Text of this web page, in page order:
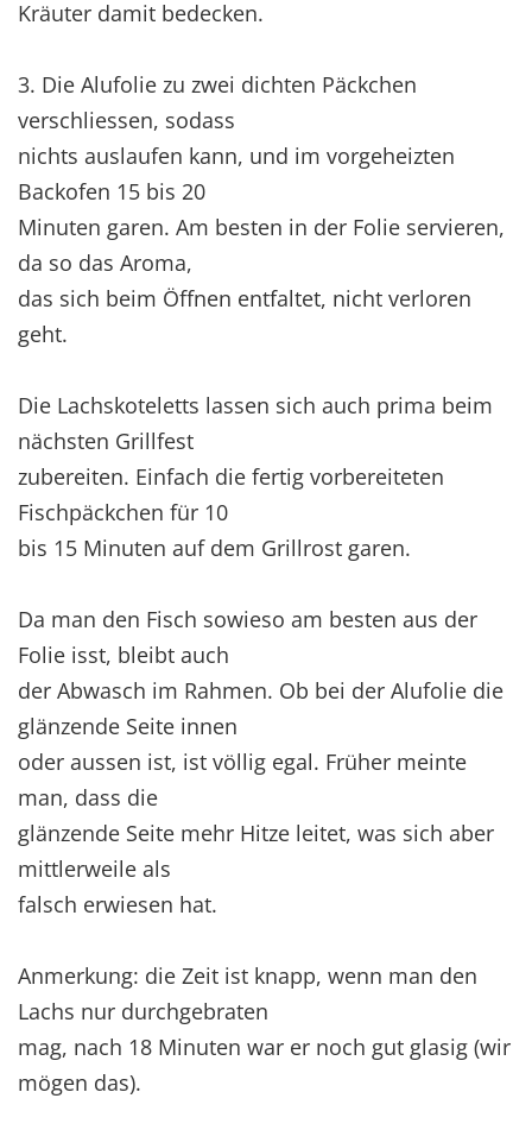
Kräuter damit bedecken.
3. Die Alufolie zu zwei dichten Päckchen
verschliessen, sodass
nichts auslaufen kann, und im vorgeheizten
Backofen 15 bis 20
Minuten garen. Am besten in der Folie servieren,
da so das Aroma,
das sich beim Öffnen entfaltet, nicht verloren
geht.
Die Lachskoteletts lassen sich auch prima beim
nächsten Grillfest
zubereiten. Einfach die fertig vorbereiteten
Fischpäckchen für 10
bis 15 Minuten auf dem Grillrost garen.
Da man den Fisch sowieso am besten aus der
Folie isst, bleibt auch
der Abwasch im Rahmen. Ob bei der Alufolie die
glänzende Seite innen
oder aussen ist, ist völlig egal. Früher meinte
man, dass die
glänzende Seite mehr Hitze leitet, was sich aber
mittlerweile als
falsch erwiesen hat.
Anmerkung: die Zeit ist knapp, wenn man den
Lachs nur durchgebraten
mag, nach 18 Minuten war er noch gut glasig (wir
mögen das).